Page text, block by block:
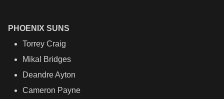
PHOENIX SUNS
Torrey Craig
Mikal Bridges
Deandre Ayton
Cameron Payne